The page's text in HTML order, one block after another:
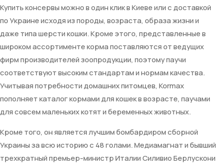
Купить консервы можно в один клик в Киеве или с доставкой
по Украине исходя из породы, возраста, образа жизни и
даже типа шерсти кошки. Кроме этого, представленные в
широком ассортименте корма поставляются от ведущих
фирм производителей зоопродукции, поэтому паучи
соответствуют высоким стандартам и нормам качества.
Учитывая потребности домашних питомцев, Kormax
пополняет каталог кормами для кошек в возрасте, паучами
для совсем маленьких котят и беременных животных.
Кроме того, он является лучшим бомбардиром сборной
Украины за всю историю с 48 голами. Медиамагнат и бывший
трехкратный премьер-министр Италии Силивио Берлускони